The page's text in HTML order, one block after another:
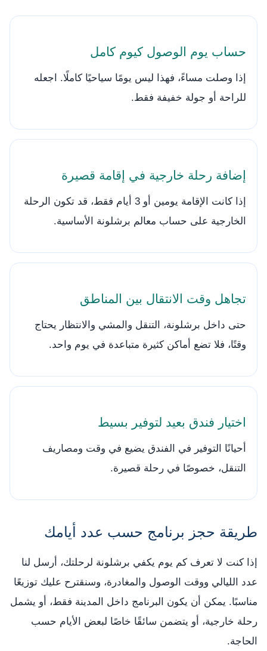
حساب يوم الوصول كيوم كامل
إذا وصلت مساءً، فهذا ليس يومًا سياحيًا كاملًا. اجعله
للراحة أو جولة خفيفة فقط.
إضافة رحلة خارجية في إقامة قصيرة
إذا كانت الإقامة يومين أو 3 أيام فقط، قد تكون الرحلة
الخارجية على حساب معالم برشلونة الأساسية.
تجاهل وقت الانتقال بين المناطق
حتى داخل برشلونة، التنقل والمشي والانتظار يحتاج
وقتًا، فلا تضع أماكن كثيرة متباعدة في يوم واحد.
اختيار فندق بعيد لتوفير بسيط
أحيانًا التوفير في الفندق يضيع في وقت ومصاريف
التنقل، خصوصًا في رحلة قصيرة.
طريقة حجز برنامج حسب عدد أيامك
إذا كنت لا تعرف كم يوم يكفي برشلونة لرحلتك، أرسل لنا
عدد الليالي ووقت الوصول والمغادرة، وسنقترح عليك توزيعًا
مناسبًا. يمكن أن يكون البرنامج داخل المدينة فقط، أو يشمل
رحلة خارجية، أو يتضمن سائقًا خاصًا لبعض الأيام حسب
الحاجة.